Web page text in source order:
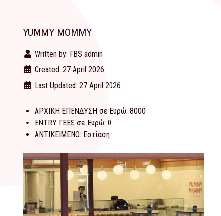
YUMMY MOMMY
Written by: FBS admin
Created: 27 April 2026
Last Updated: 27 April 2026
ΑΡΧΙΚΗ ΕΠΕΝΔΥΣΗ σε Ευρώ: 8000
ENTRY FEES σε Ευρώ: 0
ΑΝΤΙΚΕΙΜΕΝΟ: Εστίαση